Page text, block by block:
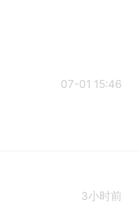
07-01 15:46
3小时前